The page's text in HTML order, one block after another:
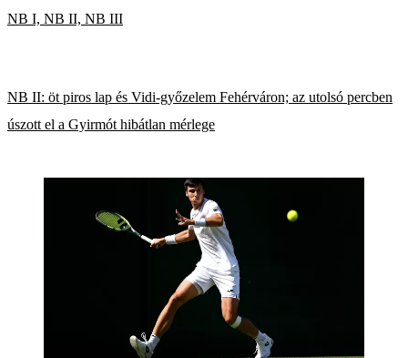
NB I, NB II, NB III
NB II: öt piros lap és Vidi-győzelem Fehérváron; az utolsó percben
úszott el a Gyirmót hibátlan mérlege